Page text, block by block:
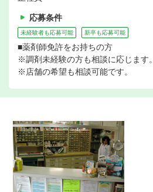
応募条件
未経験者も応募可能 新卒も応募可能
■薬剤師免許をお持ちの方
※調剤未経験の方も相談に応じます。
※店舗の希望も相談可能です。